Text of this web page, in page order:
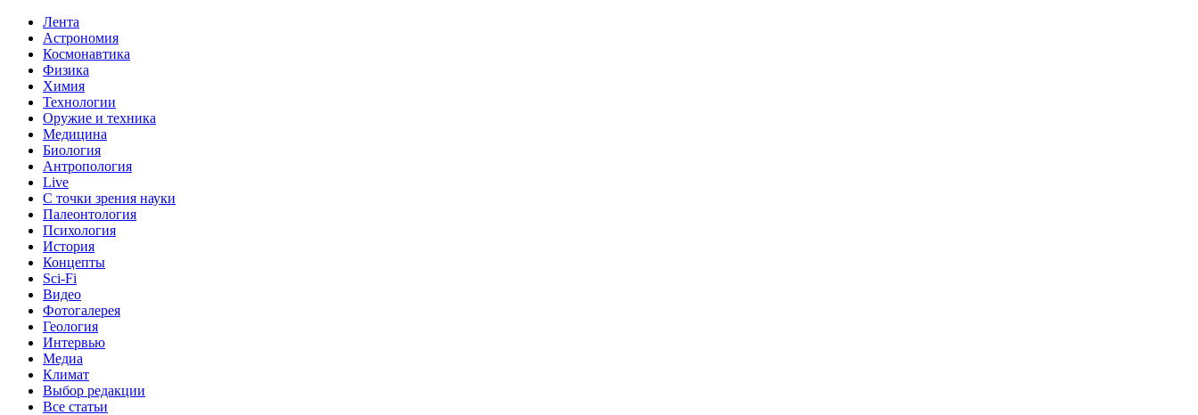
Лента
Астрономия
Космонавтика
Физика
Химия
Технологии
Оружие и техника
Медицина
Биология
Антропология
Live
С точки зрения науки
Палеонтология
Психология
История
Концепты
Sci-Fi
Видео
Фотогалерея
Геология
Интервью
Медиа
Климат
Выбор редакции
Все статьи